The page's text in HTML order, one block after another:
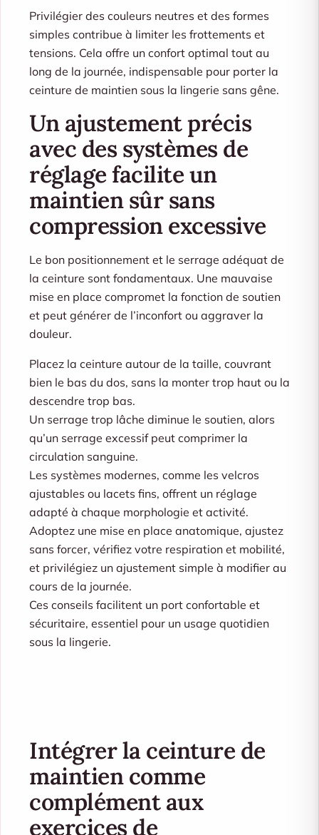
Privilégier des couleurs neutres et des formes
simples contribue à limiter les frottements et
tensions. Cela offre un confort optimal tout au
long de la journée, indispensable pour porter la
ceinture de maintien sous la lingerie sans gêne.
Un ajustement précis
avec des systèmes de
réglage facilite un
maintien sûr sans
compression excessive
Le bon positionnement et le serrage adéquat de
la ceinture sont fondamentaux. Une mauvaise
mise en place compromet la fonction de soutien
et peut générer de l’inconfort ou aggraver la
douleur.
Placez la ceinture autour de la taille, couvrant
bien le bas du dos, sans la monter trop haut ou la
descendre trop bas.
Un serrage trop lâche diminue le soutien, alors
qu’un serrage excessif peut comprimer la
circulation sanguine.
Les systèmes modernes, comme les velcros
ajustables ou lacets fins, offrent un réglage
adapté à chaque morphologie et activité.
Adoptez une mise en place anatomique, ajustez
sans forcer, vérifiez votre respiration et mobilité,
et privilégiez un ajustement simple à modifier au
cours de la journée.
Ces conseils facilitent un port confortable et
sécuritaire, essentiel pour un usage quotidien
sous la lingerie.
Intégrer la ceinture de
maintien comme
complément aux
exercices de